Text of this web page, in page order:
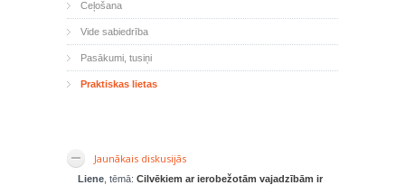
Ceļošana
Vide sabiedrība
Pasākumi, tusiņi
Praktiskas lietas
Jaunākais diskusijās
Liene , tēmā: Cilvēkiem ar ierobežotām vajadzībām ir